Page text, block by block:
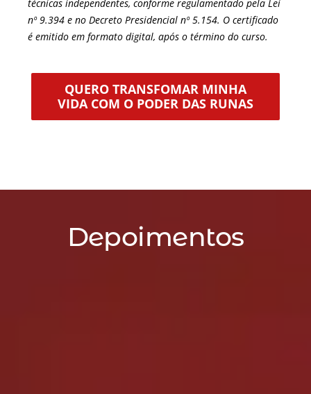
técnicas independentes, conforme regulamentado pela Lei
nº 9.394 e no Decreto Presidencial nº5.154. O certificado
é emitido em formato digital, após o término do curso.
QUERO TRANSFOMAR MINHA
VIDA COM O PODER DAS RUNAS
Depoimentos